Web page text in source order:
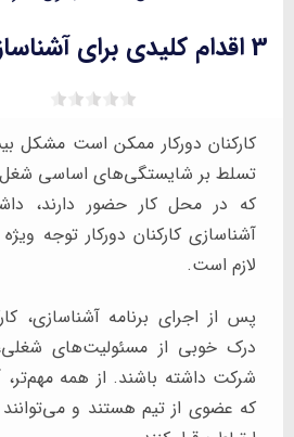
3 اقدام کلیدی برای آشناسازی کارکنان دورکار
کارکنان دورکار ممکن است مشکل
تسلط بر شایستگی‌های اساسی شغل
که در محل کار حضور دارند،
آشناسازی کارکنان دورکار توجه
لازم است.
پس از اجرای برنامه آشناسازی،
درک خوبی از مسئولیت‌های شغلی،
شرکت داشته باشند. از همه مهم‌تر،
که عضوی از تیم هستند و